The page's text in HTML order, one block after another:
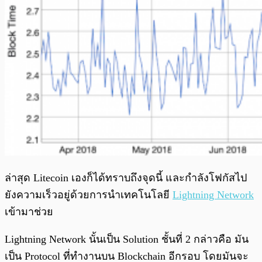
ล่าสุด Litecoin เองก็ได้ทราบถึงจุดนี้ และกำลังโฟกัสไป
ยังความเร็วอยู่ด้วยการนำเทคโนโลยี Lightning Network
เข้ามาช่วย
Lightning Network นั้นเป็น Solution ชั้นที่ 2 กล่าวคือ มัน
เป็น Protocol ที่ทำงานบน Blockchain อีกรอบ โดยมันจะ